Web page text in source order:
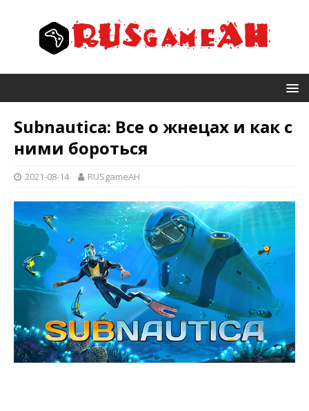
Subnautica: Все о жнецах и как с
ними бороться
2021-08-14 RUSgameAH